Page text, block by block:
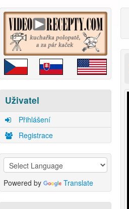
Uživatel
Přihlášení
Registrace
Powered by Translate